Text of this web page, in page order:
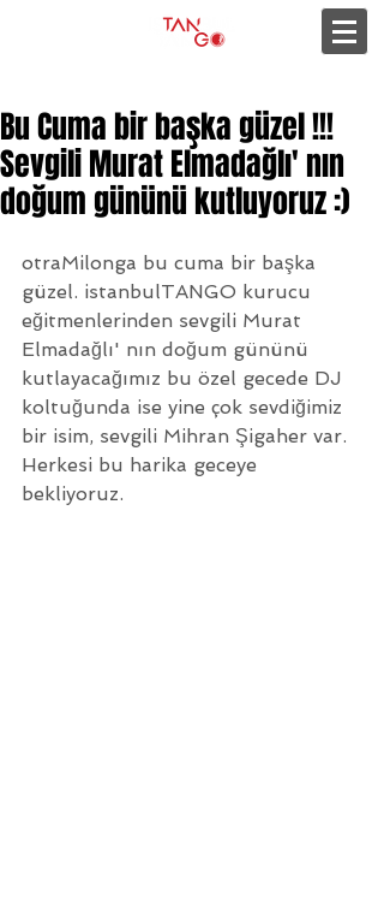
Bu Cuma bir başka güzel !!!
Sevgili Murat Elmadağlı' nın
doğum gününü kutluyoruz :)
otraMilonga bu cuma bir başka
güzel. istanbulTANGO kurucu
eğitmenlerinden sevgili Murat
Elmadağlı' nın doğum gününü
kutlayacağımız bu özel gecede DJ
koltuğunda ise yine çok sevdiğimiz
bir isim, sevgili Mihran Şigaher var.
Herkesi bu harika geceye
bekliyoruz.